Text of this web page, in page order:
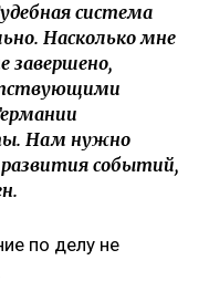
система
Насколько мне
завершено,
Нам нужно
событий,
по делу не